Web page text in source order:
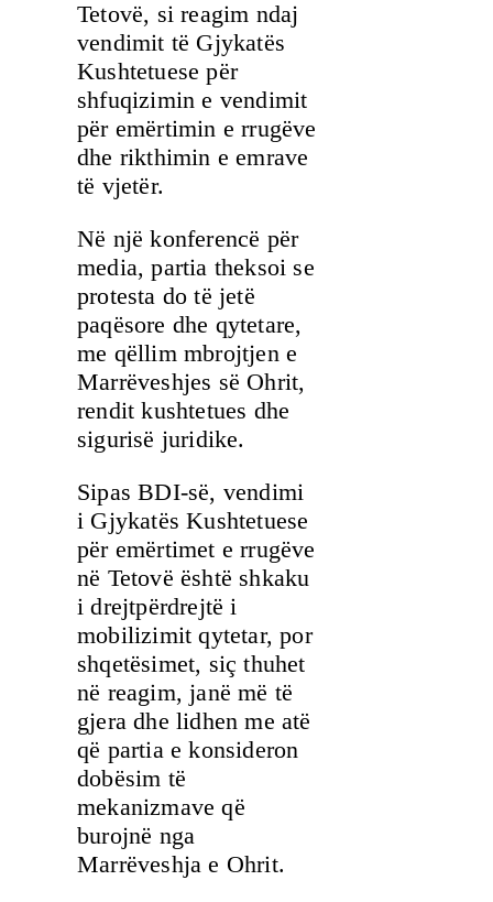
Tetovë, si reagim ndaj
vendimit të Gjykatës
Kushtetuese për
shfuqizimin e vendimit
për emërtimin e rrugëve
dhe rikthimin e emrave
të vjetër.
Në një konferencë për
media, partia theksoi se
protesta do të jetë
paqësore dhe qytetare,
me qëllim mbrojtjen e
Marrëveshjes së Ohrit,
rendit kushtetues dhe
sigurisë juridike.
Sipas BDI-së, vendimi
i Gjykatës Kushtetuese
për emërtimet e rrugëve
në Tetovë është shkaku
i drejtpërdrejtë i
mobilizimit qytetar, por
shqetësimet, siç thuhet
në reagim, janë më të
gjera dhe lidhen me atë
që partia e konsideron
dobësim të
mekanizmave që
burojnë nga
Marrëveshja e Ohrit.